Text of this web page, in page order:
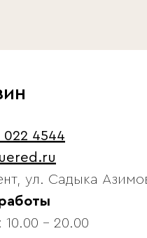
022 4544
ул. Садыка
10.00 - 20.00